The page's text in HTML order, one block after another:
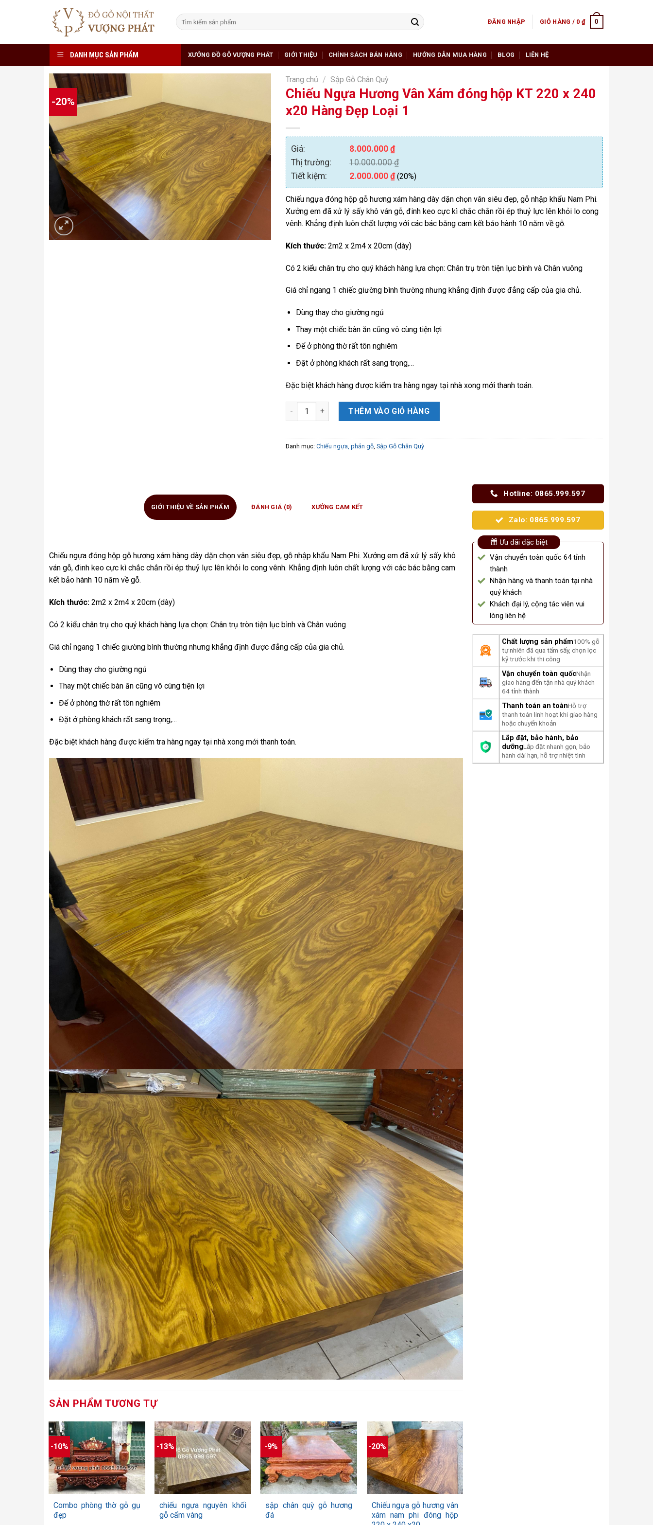
Tìm
kiếm:
ĐĂNG NHẬP GIỎ HÀNG / 0 ₫ 0
DANH MỤC SẢN PHẨM XƯỞNG ĐỒ GỖ VƯỢNG PHÁT GIỚI THIỆU CHÍNH SÁCH BÁN HÀNG HƯỚNG DẪN MUA HÀNG BLOG LIÊN HỆ
-20%
Trang chủ / Sập Gỗ Chân Quỳ
Chiếu Ngựa Hương Vân Xám đóng hộp KT 220 x 240
x20 Hàng Đẹp Loại 1
Giá: 8.000.000₫
Thị trường:
10.000.000₫
Tiết kiệm:
2.000.000₫(20%)
Chiếu ngựa đóng hộp gỗ hương xám hàng dày dặn chọn vân siêu đẹp, gỗ nhập khẩu Nam Phi.
Xưởng em đã xử lý sấy khô ván gỗ, đinh keo cực kì chắc chắn rồi ép thuỷ lực lên khỏi lo cong
vênh. Khẳng định luôn chất lượng với các bác bằng cam kết bảo hành 10 năm về gỗ.
Kích thước: 2m2 x 2m4 x 20cm (dày)
Có 2 kiểu chân trụ cho quý khách hàng lựa chọn: Chân trụ tròn tiện lục bình và Chân vuông
Giá chỉ ngang 1 chiếc giường bình thường nhưng khẳng định được đẳng cấp của gia chủ.
Dùng thay cho giường ngủ
Thay một chiếc bàn ăn cũng vô cùng tiện lợi
Để ở phòng thờ rất tôn nghiêm
Đặt ở phòng khách rất sang trọng,…
Đặc biệt khách hàng được kiểm tra hàng ngay tại nhà xong mới thanh toán.
Chiếu Ngựa Hương Vân Xám đóng hộp KT 220 x 240 x20 Hàng Đẹp Loại 1 số lượng
THÊM VÀO GIỎ HÀNG
Danh mục:Chiếu ngựa, phản gỗ,Sập Gỗ Chân Quỳ
GIỚI THIỆU VỀ SẢN PHẨM ĐÁNH GIÁ (0) XƯỞNG CAM KẾT
Chiếu ngựa đóng hộp gỗ hương xám hàng dày dặn chọn vân siêu đẹp, gỗ nhập khẩu Nam Phi. Xưởng em đã xử lý sấy khô
ván gỗ, đinh keo cực kì chắc chắn rồi ép thuỷ lực lên khỏi lo cong vênh. Khẳng định luôn chất lượng với các bác bằng cam
kết bảo hành 10 năm về gỗ.
Kích thước:2m2 x 2m4 x 20cm (dày)
Có 2 kiểu chân trụ cho quý khách hàng lựa chọn: Chân trụ tròn tiện lục bình và Chân vuông
Giá chỉ ngang 1 chiếc giường bình thường nhưng khẳng định được đẳng cấp của gia chủ.
Dùng thay cho giường ngủ
Thay một chiếc bàn ăn cũng vô cùng tiện lợi
Để ở phòng thờ rất tôn nghiêm
Đặt ở phòng khách rất sang trọng,…
Đặc biệt khách hàng được kiểm tra hàng ngay tại nhà xong mới thanh toán.
SẢN PHẨM TƯƠNG TỰ
-10%
+
Combo phòng thờ gỗ gụ
đẹp
-13%
+
chiếu ngựa nguyên khối
gỗ cẩm vàng
-9%
+
sập chân quỳ gỗ hương
đá
-20%
+
Chiếu ngựa gỗ hương vân
xám nam phi đóng hộp
Hotline: 0865.999.597
Zalo: 0865.999.597
Ưu đãi đặc biệt
Vận chuyển toàn quốc 64 tỉnh
thành
Nhận hàng và thanh toán tại nhà
quý khách
Khách đại lý, cộng tác viên vui
lòng liên hệ
Chất lượng sản phẩm100% gỗ
tự nhiên đã qua tẩm sấy, chọn lọc
kỹ trước khi thi công
Vận chuyển toàn quốcNhận
giao hàng đến tận nhà quý khách
64 tỉnh thành
Thanh toán an toànHỗ trợ
thanh toán linh hoạt khi giao hàng
hoặc chuyển khoản
Lắp đặt, bảo hành, bảo
dưỡngLắp đặt nhanh gọn, bảo
hành dài hạn, hỗ trợ nhiệt tình